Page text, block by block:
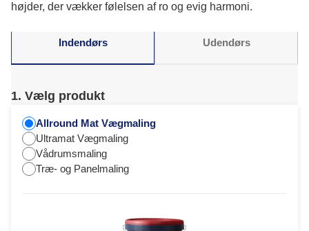
højder, der vækker følelsen af ro og evig harmoni.
Indendørs Udendørs
1. Vælg produkt
Allround Mat Vægmaling
Ultramat Vægmaling
Vådrumsmaling
Træ- og Panelmaling